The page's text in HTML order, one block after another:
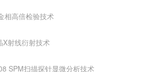
相高倍检验技术
X射线衍射技术
SPM扫描探针显微分析技术